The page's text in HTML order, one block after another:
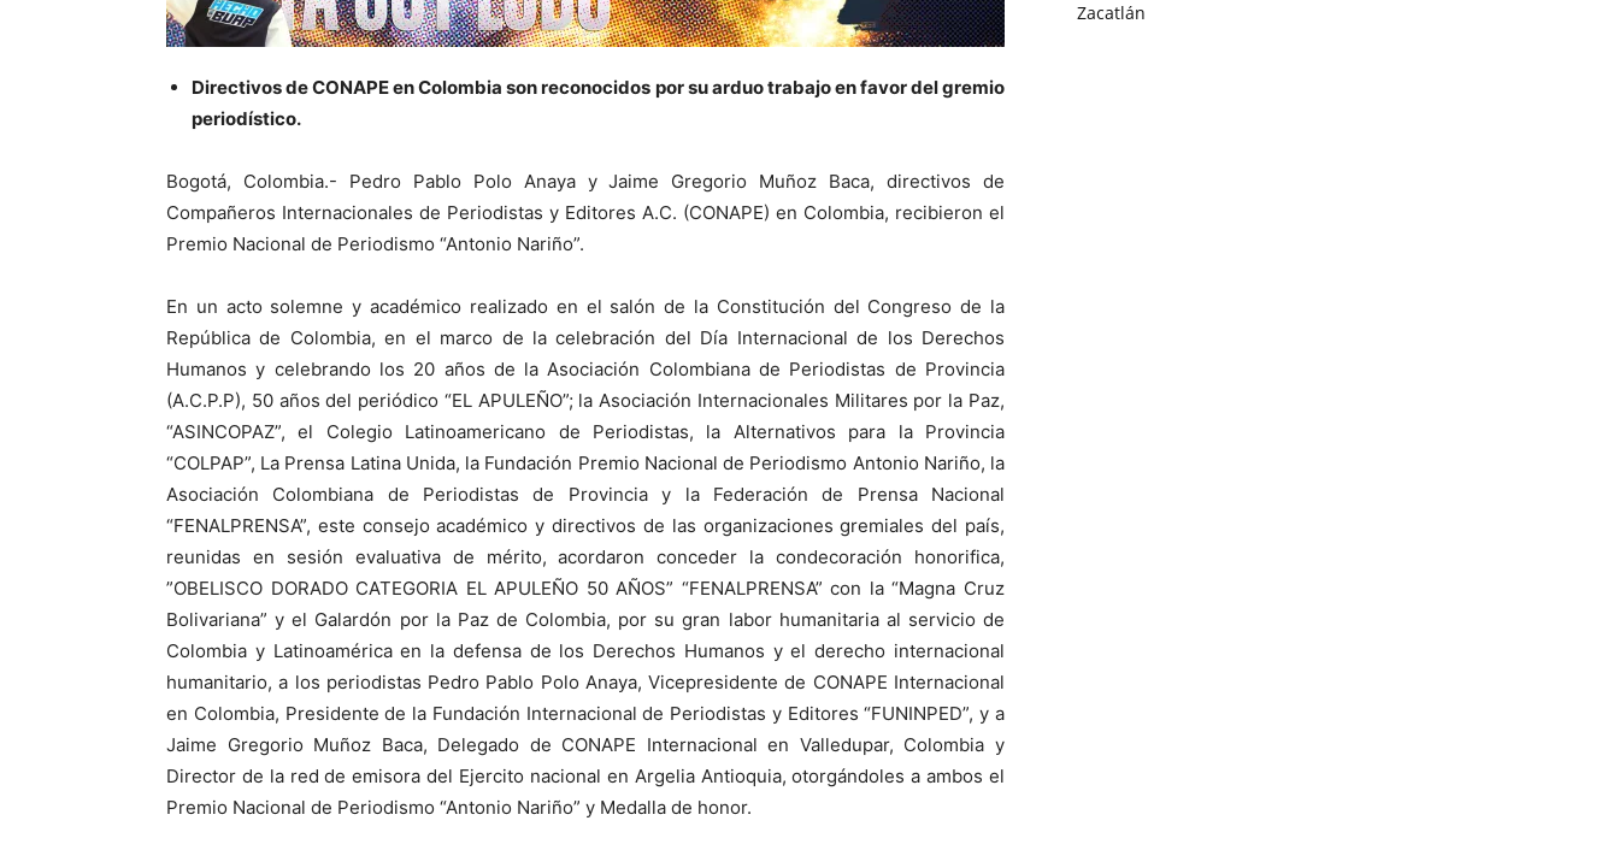
Directivos de CONAPE en Colombia son reconocidos por su arduo trabajo en favor del gremio
periodístico.
Bogotá, Colombia.- Pedro Pablo Polo Anaya y Jaime Gregorio Muñoz Baca, directivos de
Compañeros Internacionales de Periodistas y Editores A.C. (CONAPE) en Colombia, recibieron el
Premio Nacional de Periodismo “Antonio Nariño”.
En un acto solemne y académico realizado en el salón de la Constitución del Congreso de la
República de Colombia, en el marco de la celebración del Día Internacional de los Derechos
Humanos y celebrando los 20 años de la Asociación Colombiana de Periodistas de Provincia
(A.C.P.P), 50 años del periódico “EL APULEÑO”; la Asociación Internacionales Militares por la Paz,
“ASINCOPAZ”, el Colegio Latinoamericano de Periodistas, la Alternativos para la Provincia
“COLPAP”, La Prensa Latina Unida, la Fundación Premio Nacional de Periodismo Antonio Nariño, la
Asociación Colombiana de Periodistas de Provincia y la Federación de Prensa Nacional
“FENALPRENSA”, este consejo académico y directivos de las organizaciones gremiales del país,
reunidas en sesión evaluativa de mérito, acordaron conceder la condecoración honorifica,
”OBELISCO DORADO CATEGORIA EL APULEÑO 50 AÑOS” “FENALPRENSA” con la “Magna Cruz
Bolivariana” y el Galardón por la Paz de Colombia, por su gran labor humanitaria al servicio de
Colombia y Latinoamérica en la defensa de los Derechos Humanos y el derecho internacional
humanitario, a los periodistas Pedro Pablo Polo Anaya, Vicepresidente de CONAPE Internacional
en Colombia, Presidente de la Fundación Internacional de Periodistas y Editores “FUNINPED”, y a
Jaime Gregorio Muñoz Baca, Delegado de CONAPE Internacional en Valledupar, Colombia y
Director de la red de emisora del Ejercito nacional en Argelia Antioquia, otorgándoles a ambos el
Premio Nacional de Periodismo “Antonio Nariño” y Medalla de honor.
Zacatlán